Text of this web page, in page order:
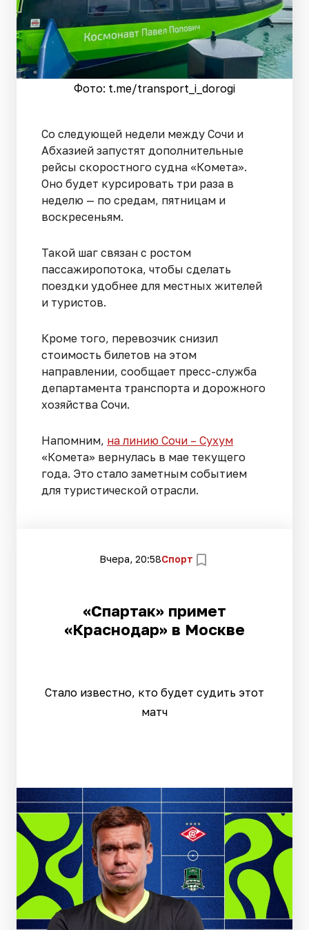
Фото: t.me/transport_i_dorogi
Со следующей недели между Сочи и
Абхазией запустят дополнительные
рейсы скоростного судна «Комета».
Оно будет курсировать три раза в
неделю — по средам, пятницам и
воскресеньям.
Такой шаг связан с ростом
пассажиропотока, чтобы сделать
поездки удобнее для местных жителей
и туристов.
Кроме того, перевозчик снизил
стоимость билетов на этом
направлении, сообщает пресс-служба
департамента транспорта и дорожного
хозяйства Сочи.
Напомним, на линию Сочи – Сухум
«Комета» вернулась в мае текущего
года. Это стало заметным событием
для туристической отрасли.
Вчера, 20:58Спорт
«Спартак» примет
«Краснодар» в Москве
Стало известно, кто будет судить этот
матч